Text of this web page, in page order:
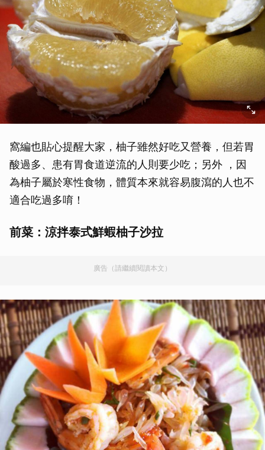
窩編也貼心提醒大家，柚子雖然好吃又營養，但若胃
酸過多、患有胃食道逆流的人則要少吃；另外 ，因
為柚子屬於寒性食物，體質本來就容易腹瀉的人也不
適合吃過多唷！
前菜：涼拌泰式鮮蝦柚子沙拉
廣告（請繼續閱讀本文）